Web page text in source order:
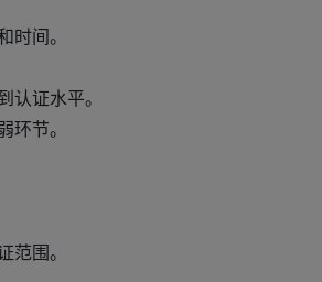
间。
证水平。
节。
围。